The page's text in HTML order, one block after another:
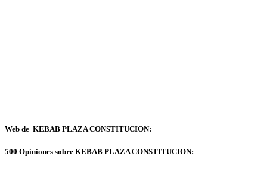
Web de KEBAB PLAZA CONSTITUCION:
500 Opiniones sobre KEBAB PLAZA CONSTITUCION: